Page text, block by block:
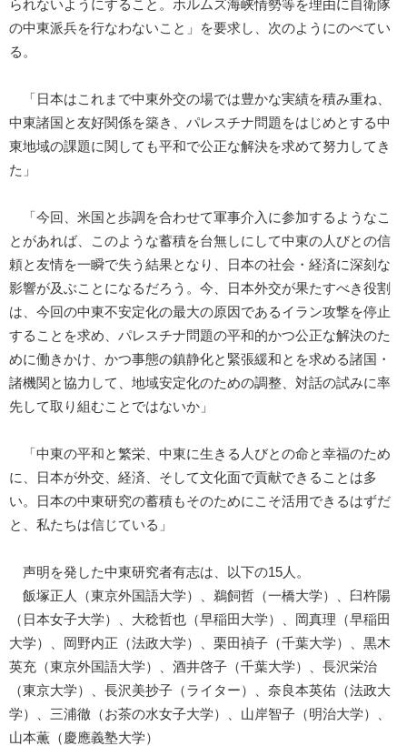
られないようにすること。ホルムズ海峡情勢等を理由に自衛隊
の中東派兵を行なわないこと」を要求し、次のようにのべてい
る。
「日本はこれまで中東外交の場では豊かな実績を積み重ね、
中東諸国と友好関係を築き、パレスチナ問題をはじめとする中
東地域の課題に関しても平和で公正な解決を求めて努力してき
た」
「今回、米国と歩調を合わせて軍事介入に参加するようなこ
とがあれば、このような蓄積を台無しにして中東の人びとの信
頼と友情を一瞬で失う結果となり、日本の社会・経済に深刻な
影響が及ぶことになるだろう。今、日本外交が果たすべき役割
は、今回の中東不安定化の最大の原因であるイラン攻撃を停止
することを求め、パレスチナ問題の平和的かつ公正な解決のた
めに働きかけ、かつ事態の鎮静化と緊張緩和とを求める諸国・
諸機関と協力して、地域安定化のための調整、対話の試みに率
先して取り組むことではないか」
「中東の平和と繁栄、中東に生きる人びとの命と幸福のため
に、日本が外交、経済、そして文化面で貢献できることは多
い。日本の中東研究の蓄積もそのためにこそ活用できるはずだ
と、私たちは信じている」
声明を発した中東研究者有志は、以下の15人。
飯塚正人（東京外国語大学）、鵜飼哲（一橋大学）、臼杵陽
（日本女子大学）、大稔哲也（早稲田大学）、岡真理（早稲田
大学）、岡野内正（法政大学）、栗田禎子（千葉大学）、黒木
英充（東京外国語大学）、酒井啓子（千葉大学）、長沢栄治
（東京大学）、長沢美抄子（ライター）、奈良本英佑（法政大
学）、三浦徹（お茶の水女子大学）、山岸智子（明治大学）、
山本薫（慶應義塾大学）